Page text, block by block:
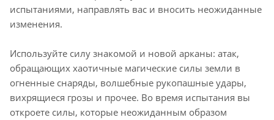
испытаниями, направлять вас и вносить неожиданные
изменения.
Используйте силу знакомой и новой арканы: атак,
обращающих хаотичные магические силы земли в
огненные снаряды, волшебные рукопашные удары,
вихрящиеся грозы и прочее. Во время испытания вы
откроете силы, которые неожиданным образом